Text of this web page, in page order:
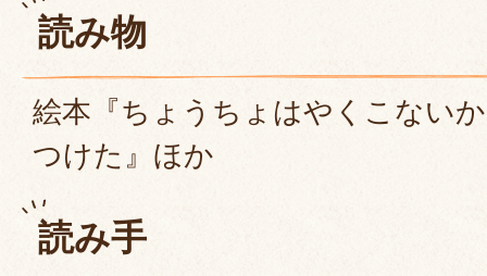
読み物
絵本『ちょうちょはやくこない
つけた』ほか
読み手